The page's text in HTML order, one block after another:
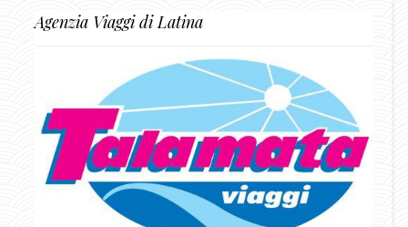
Agenzia Viaggi di Latina